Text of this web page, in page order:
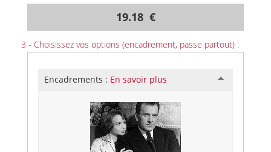
19.18 €
3 - Choisissez vos options (encadrement, passe partout) :
Encadrements : En savoir plus